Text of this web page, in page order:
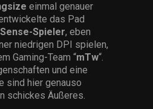
einmal genauer
das Pad
Spieler, eben
niedrigen DPI spielen,
Gaming-Team “mTw“.
und eine
sind hier genauso
schickes Äußeres.